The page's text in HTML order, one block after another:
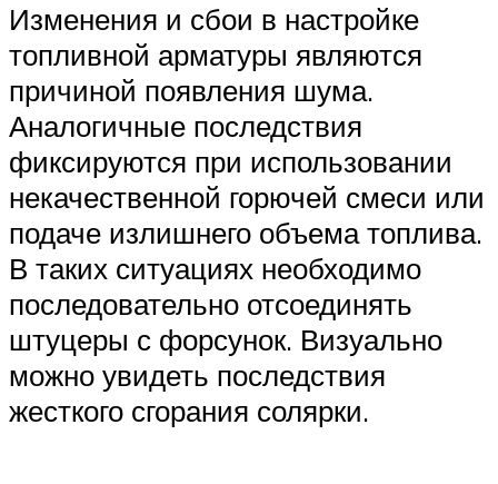
Изменения и сбои в настройке
топливной арматуры являются
причиной появления шума.
Аналогичные последствия
фиксируются при использовании
некачественной горючей смеси или
подаче излишнего объема топлива.
В таких ситуациях необходимо
последовательно отсоединять
штуцеры с форсунок. Визуально
можно увидеть последствия
жесткого сгорания солярки.